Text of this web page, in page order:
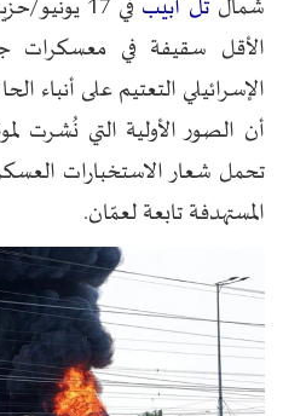
الأقل سقيفة في معسكرات
الإسرائيلي التعتيم على أنباء
أن الصور الأولية التي نُشرت
تحمل شعار الاستخبارات
المستهدفة تابعة لعمّان.